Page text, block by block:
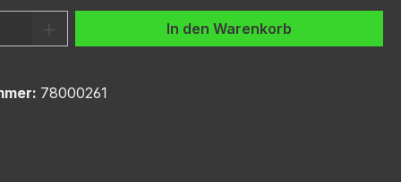
Anzahl: Gib den gewünschten Wert
In den Warenkorb
78000261